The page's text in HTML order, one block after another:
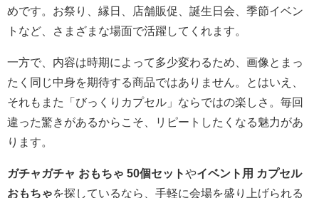
めです。お祭り、縁日、店舗販促、誕生日会、季節イベン
トなど、さまざまな場面で活躍してくれます。
一方で、内容は時期によって多少変わるため、画像とまっ
たく同じ中身を期待する商品ではありません。とはいえ、
それもまた「びっくりカプセル」ならではの楽しさ。毎回
違った驚きがあるからこそ、リピートしたくなる魅力があ
ります。
ガチャガチャ おもちゃ 50個セットやイベント用 カプセル
おもちゃを探しているなら、手軽に会場を盛り上げられる